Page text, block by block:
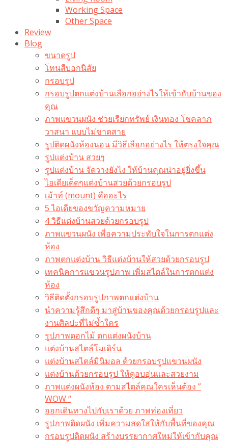
Working Space
Other Space
Review
Blog
ขนาดรูป
โทนสีบอกนิสัย
กรอบรูป
กรอบรูปตกแต่งบ้านเลือกอย่างไรให้เข้ากับบ้านของ
คุณ
ภาพแขวนผนัง ช่วยเรียกทรัพย์ เงินทอง โชคลาภ
วาสนา แบบไม่ขาดสาย
รูปติดผนังห้องนอน มีวิธีเลือกอย่างไร ให้ตรงใจคุณ
รูปแต่งบ้าน สวยๆ
รูปแต่งบ้าน จัดวางยังไง ให้บ้านคุณน่าอยู่ยิ่งขึ้น
ไอเดียเด็ดๆแต่งบ้านสวยด้วยกรอบรูป
เม้าท์ (mount) คืออะไร​
5 ไอเดียของขวัญความหมาย
4 วิธีแต่งบ้านสวยด้วยกรอบรูป
ภาพแขวนผนัง เพื่อความประทับใจในการตกแต่ง
ห้อง
ภาพตกแต่งบ้าน วิธีแต่งบ้านให้สวยด้วยกรอบรูป
เทคนิคการแขวนรูปภาพ เพิ่มสไตล์ในการตกแต่ง
ห้อง
วิธีติดตั้งกรอบรูปภาพตกแต่งบ้าน
นำความรู้สึกดีๆ มาสู่บ้านของคุณด้วยกรอบรูปและ
งานศิลปะที่ไม่ซ้ำใคร
รูปภาพดอกไม้ ตกแต่งผนังบ้าน
แต่งบ้านสไตล์โมเดิร์น
แต่งบ้านสไตล์มินิมอล ด้วยกรอบรูปแขวนผนัง
แต่งบ้านด้วยกรอบรูป ให้ดูอบอุ่นและสวยงาม
ภาพแต่งผนังห้อง ตามสไตล์คุณใครเห็นต้อง ”
WOW “
ออกเดินทางไปกับเราด้วย ภาพท่องเที่ยว
รูปภาพติดผนัง เพิ่มความสดใสให้กับพื้นที่ของคุณ
กรอบรูปติดผนัง สร้างบรรยากาศใหม่ให้เข้ากับคุณ